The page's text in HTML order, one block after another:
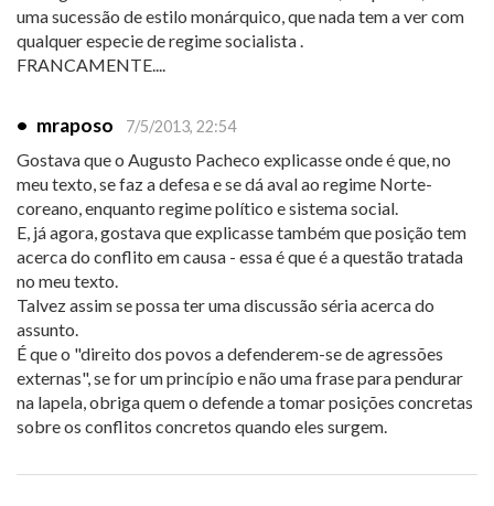
uma sucessão de estilo monárquico, que nada tem a ver com
qualquer especie de regime socialista .
FRANCAMENTE....
• mraposo 7/5/2013, 22:54
Gostava que o Augusto Pacheco explicasse onde é que, no
meu texto, se faz a defesa e se dá aval ao regime Norte-
coreano, enquanto regime político e sistema social.
E, já agora, gostava que explicasse também que posição tem
acerca do conflito em causa - essa é que é a questão tratada
no meu texto.
Talvez assim se possa ter uma discussão séria acerca do
assunto.
É que o "direito dos povos a defenderem-se de agressões
externas", se for um princípio e não uma frase para pendurar
na lapela, obriga quem o defende a tomar posições concretas
sobre os conflitos concretos quando eles surgem.